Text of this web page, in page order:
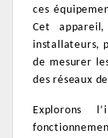
ces
Cet
installateurs,
de mesurer
des réseaux
Explorons